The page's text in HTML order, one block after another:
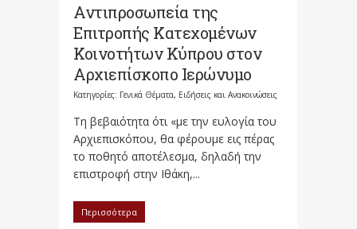
Αντιπροσωπεία της
Επιτροπής Κατεχομένων
Κοινοτήτων Κύπρου στον
Αρχιεπίσκοπο Ιερώνυμο
Κατηγορίες: Γενικά Θέματα, Ειδήσεις και Ανακοινώσεις
Τη βεβαιότητα ότι «με την ευλογία του
Αρχιεπισκόπου, θα φέρουμε εις πέρας
το ποθητό αποτέλεσμα, δηλαδή την
επιστροφή στην Ιθάκη,...
Περισσότερα